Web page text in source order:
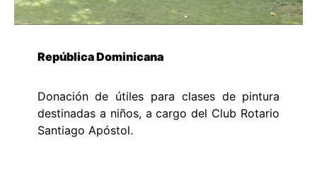
República Dominicana
Donación de útiles para clases de pintura
destinadas a niños, a cargo del Club Rotario
Santiago Apóstol.